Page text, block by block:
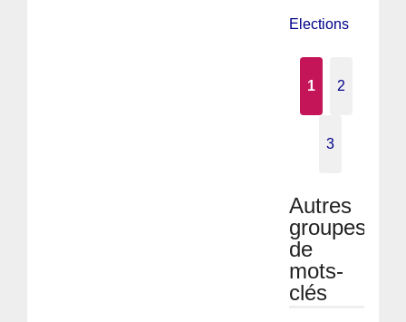
Elections
1 2
3
Autres
groupes
de
mots-
clés